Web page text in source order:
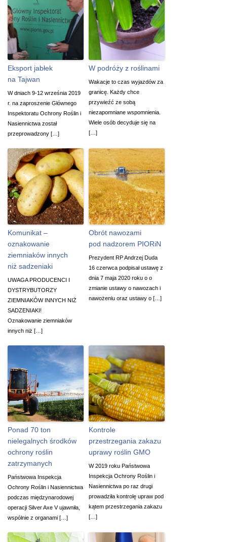
Eksport jabłek
na Tajwan
W dniach 9-12 września 2019
r. na zaproszenie Głównego
Inspektoratu Ochrony Roślin i
Nasiennictwa został
przeprowadzony […]
W podróży z roślinami
Wakacje to czas wyjazdów za
granicę. Każdy chce
przywieźć ze sobą
niezapomniane wspomnienia.
Wiele osób decyduje się na
[…]
Komunikat –
oznakowanie
ziemniaków innych
niż sadzeniaki
UWAGA PRODUCENCI I
DYSTRYBUTORZY
ZIEMNIAKÓW INNYCH NIŻ
SADZENIAKI!
Oznakowanie ziemniaków
innych niż […]
Obrót nawozami
pod nadzorem PIORiN
Prezydent RP Andrzej Duda
16 czerwca podpisał ustawę z
dnia 7 maja 2020 roku o o
zmianie ustawy o nawozach i
nawożeniu oraz ustawy o […]
Ponad 70 ton
nielegalnych środków
ochrony roślin
zatrzymanych
Państwowa Inspekcja
Ochrony Roślin i Nasiennictwa
podczas międzynarodowej
operacji Silver Axe V ujawniła,
wspólnie z organami […]
Kontrole
przestrzegania zakazu
uprawy roślin GMO
W 2019 roku Państwowa
Inspekcja Ochrony Roślin i
Nasiennictwa po raz drugi
prowadziła kontrolę upraw pod
kątem przestrzegania zakazu
[…]